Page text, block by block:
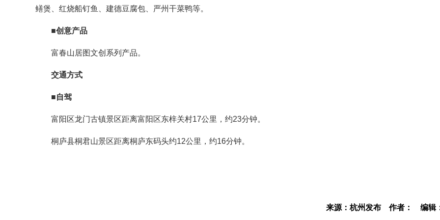
鳝煲、红烧船钉鱼、建德豆腐包、严州干菜鸭等。
■创意产品
富春山居图文创系列产品。
交通方式
■自驾
富阳区龙门古镇景区距离富阳区东梓关村17公里，约23分钟。
桐庐县桐君山景区距离桐庐东码头约12公里，约16分钟。
来源：杭州发布 作者： 编辑